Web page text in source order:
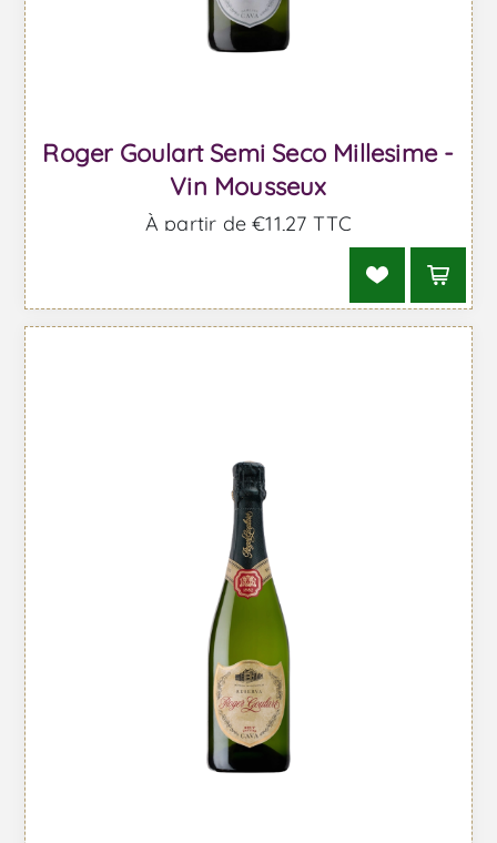
Roger Goulart Semi Seco Millesime -
Vin Mousseux
À partir de €11,27 TTC